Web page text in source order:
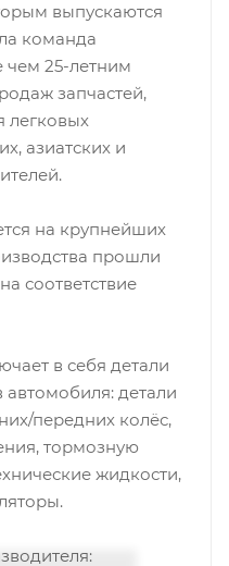
выпускаются
команда
чем 25-летним
запчастей,
легковых
азиатских и
на крупнейших
прошли
соответствие
в себя детали
автомобиля: детали
передних колёс,
тормозную
жидкости,